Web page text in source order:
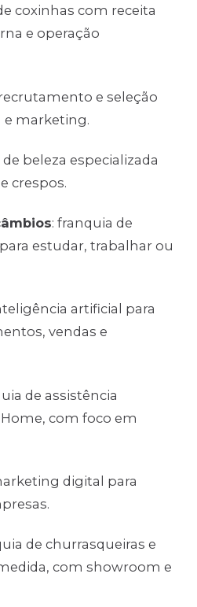
coxinhas com receita
e operação
e seleção
e marketing.
beleza especializada
crespos.
: franquia de
estudar, trabalhar ou
artificial para
vendas e
de assistência
com foco em
digital para
de churrasqueiras e
com showroom e